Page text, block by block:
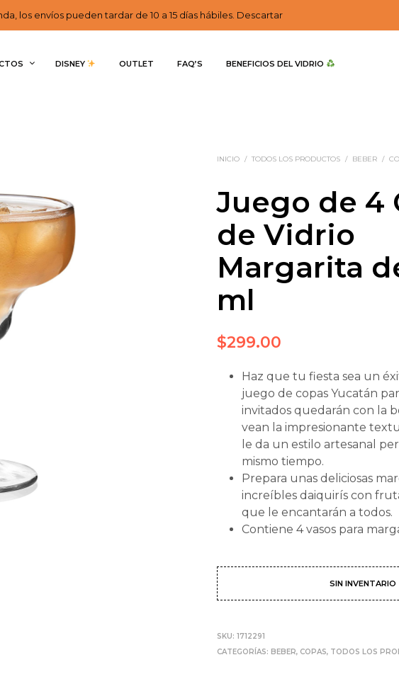
los envíos pueden tardar de 10 a 15 días hábiles. Descartar
DISNEY OUTLET FAQ’S BENEFICIOS DEL VIDRIO
INICIO / TODOS LOS PRODUCTOS / BEBER /
Juego de 4
de Vidrio
Margarita
ml
$299.00
Haz que tu fiesta sea un
juego de copas Yucatán
invitados quedarán con la
vean la impresionante
le da un estilo artesanal
mismo tiempo.
Prepara unas deliciosas
increíbles daiquirís con
que le encantarán a todos.
Contiene 4 vasos para
SIN INVENTARIO
SKU:1712291
CATEGORÍAS: BEBER, COPAS, TODOS LOS